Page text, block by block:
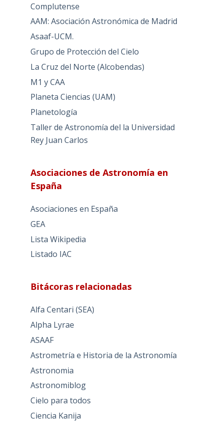
Complutense
AAM: Asociación Astronómica de Madrid
Asaaf-UCM.
Grupo de Protección del Cielo
La Cruz del Norte (Alcobendas)
M1 y CAA
Planeta Ciencias (UAM)
Planetología
Taller de Astronomía del la Universidad
Rey Juan Carlos
Asociaciones de Astronomía en
España
Asociaciones en España
GEA
Lista Wikipedia
Listado IAC
Bitácoras relacionadas
Alfa Centari (SEA)
Alpha Lyrae
ASAAF
Astrometría e Historia de la Astronomía
Astronomia
Astronomiblog
Cielo para todos
Ciencia Kanija